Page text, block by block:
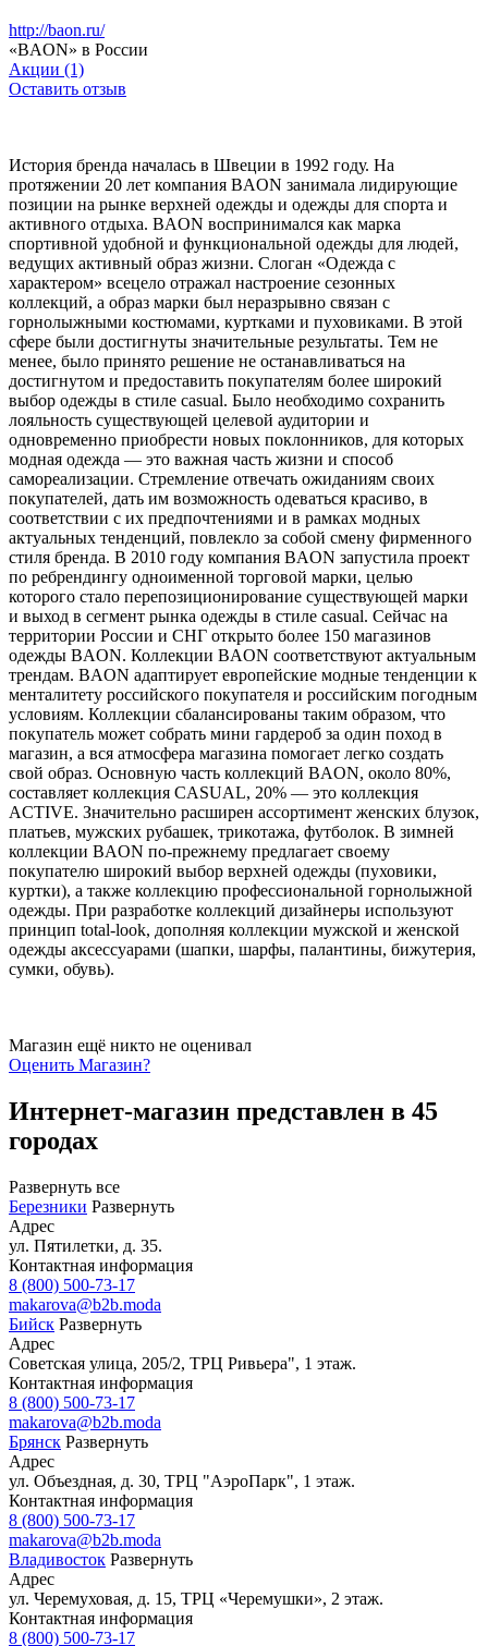
http://baon.ru/
«BAON» в России
Акции (1)
Оставить отзыв
История бренда началась в Швеции в 1992 году. На
протяжении 20 лет компания BAON занимала лидирующие
позиции на рынке верхней одежды и одежды для спорта и
активного отдыха. BAON воспринимался как марка
спортивной удобной и функциональной одежды для людей,
ведущих активный образ жизни. Слоган «Одежда с
характером» всецело отражал настроение сезонных
коллекций, а образ марки был неразрывно связан с
горнолыжными костюмами, куртками и пуховиками. В этой
сфере были достигнуты значительные результаты. Тем не
менее, было принято решение не останавливаться на
достигнутом и предоставить покупателям более широкий
выбор одежды в стиле casual. Было необходимо сохранить
лояльность существующей целевой аудитории и
одновременно приобрести новых поклонников, для которых
модная одежда — это важная часть жизни и способ
самореализации. Стремление отвечать ожиданиям своих
покупателей, дать им возможность одеваться красиво, в
соответствии с их предпочтениями и в рамках модных
актуальных тенденций, повлекло за собой смену фирменного
стиля бренда. В 2010 году компания BAON запустила проект
по ребрендингу одноименной торговой марки, целью
которого стало перепозиционирование существующей марки
и выход в сегмент рынка одежды в стиле casual. Сейчас на
территории России и СНГ открыто более 150 магазинов
одежды BAON. Коллекции BAON соответствуют актуальным
трендам. BAON адаптирует европейские модные тенденции к
менталитету российского покупателя и российским погодным
условиям. Коллекции сбалансированы таким образом, что
покупатель может собрать мини гардероб за один поход в
магазин, а вся атмосфера магазина помогает легко создать
свой образ. Основную часть коллекций BAON, около 80%,
составляет коллекция CASUAL, 20% — это коллекция
ACTIVE. Значительно расширен ассортимент женских блузок,
платьев, мужских рубашек, трикотажа, футболок. В зимней
коллекции BAON по-прежнему предлагает своему
покупателю широкий выбор верхней одежды (пуховики,
куртки), а также коллекцию профессиональной горнолыжной
одежды. При разработке коллекций дизайнеры используют
принцип total-look, дополняя коллекции мужской и женской
одежды аксессуарами (шапки, шарфы, палантины, бижутерия,
сумки, обувь).
Магазин ещё никто не оценивал
Оценить Магазин?
Интернет-магазин представлен в 45
городах
Развернуть все
Березники Развернуть
Адрес
ул. Пятилетки, д. 35.
Контактная информация
8 (800) 500-73-17
makarova@b2b.moda
Бийск Развернуть
Адрес
Советская улица, 205/2, ТРЦ Ривьера", 1 этаж.
Контактная информация
8 (800) 500-73-17
makarova@b2b.moda
Брянск Развернуть
Адрес
ул. Объездная, д. 30, ТРЦ "АэроПарк", 1 этаж.
Контактная информация
8 (800) 500-73-17
makarova@b2b.moda
Владивосток Развернуть
Адрес
ул. Черемуховая, д. 15, ТРЦ «Черемушки», 2 этаж.
Контактная информация
8 (800) 500-73-17